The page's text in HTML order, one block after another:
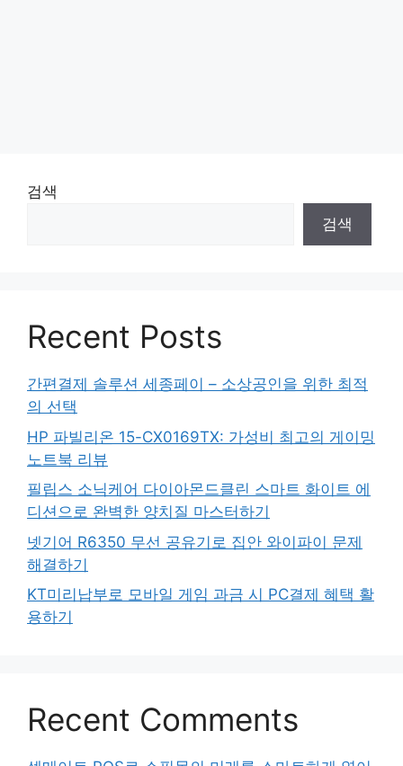
검색
검색
Recent Posts
간편결제 솔루션 세종페이 – 소상공인을 위한 최적
의 선택
HP 파빌리온 15-CX0169TX: 가성비 최고의 게이밍
노트북 리뷰
필립스 소닉케어 다이아몬드클린 스마트 화이트 에
디션으로 완벽한 양치질 마스터하기
넷기어 R6350 무선 공유기로 집안 와이파이 문제
해결하기
KT미리납부로 모바일 게임 과금 시 PC결제 혜택 활
용하기
Recent Comments